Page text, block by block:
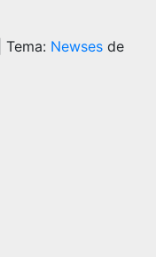
Tema: Newsesde